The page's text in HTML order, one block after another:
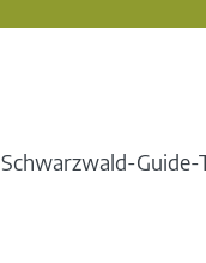
Schwarzwald-Guide-